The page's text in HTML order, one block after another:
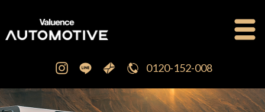
0120-152-008
公式ブログ OFFICIAL BLOG